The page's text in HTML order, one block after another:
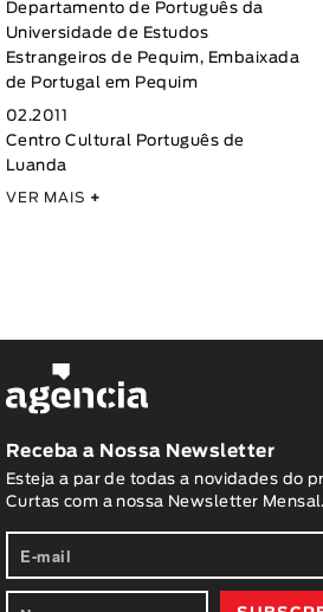
Departamento de Português da
Universidade de Estudos
Estrangeiros de Pequim, Embaixada
de Portugal em Pequim
02.2011
Centro Cultural Português de
Luanda
VER MAIS +
Receba a Nossa Newsletter
Esteja a par de todas a novidades do
Curtas com a nossa Newsletter Mensal.